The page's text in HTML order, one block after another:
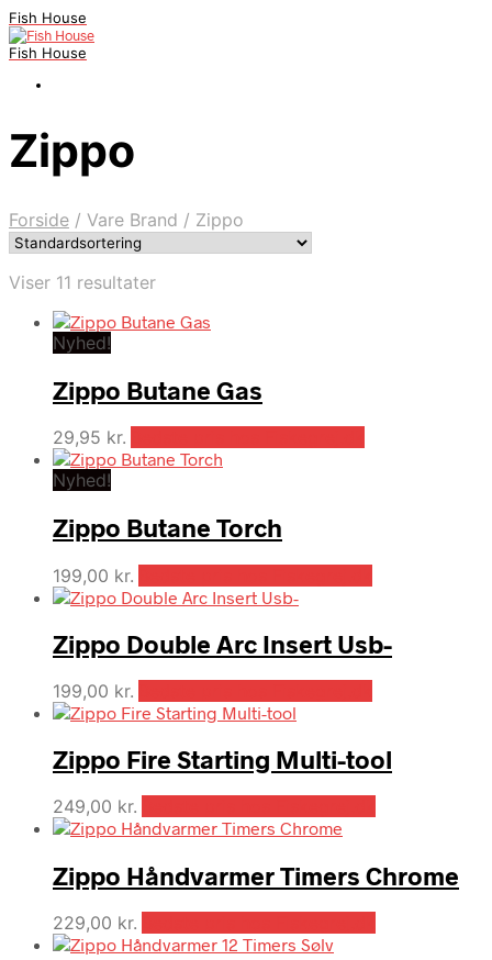
Fish House
Fish House
Zippo
Forside / Vare Brand / Zippo
Viser 11 resultater
Nyhed!
Zippo Butane Gas
29,95 kr.
Nyhed!
Zippo Butane Torch
199,00 kr.
Zippo Double Arc Insert Usb-
199,00 kr.
Zippo Fire Starting Multi-tool
249,00 kr.
Zippo Håndvarmer Timers Chrome
229,00 kr.